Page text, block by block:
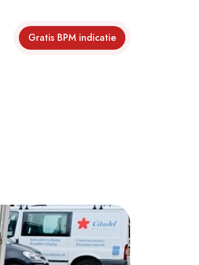
Gratis BPM indicatie